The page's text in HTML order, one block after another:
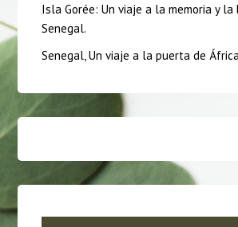
Isla Gorée: Un viaje a la memoria y
Senegal.
Senegal, Un viaje a la puerta de